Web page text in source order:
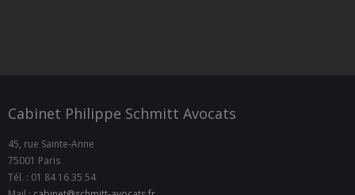
Cabinet Philippe Schmitt Avocats
45, rue Sainte-Anne
75001 Paris
Tél. : 01 84 16 35 54